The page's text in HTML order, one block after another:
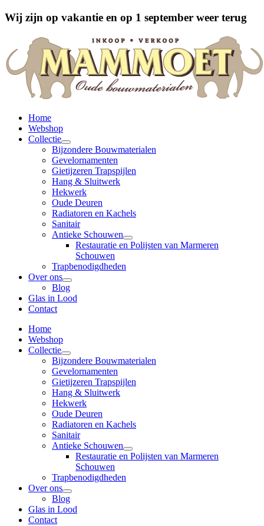
Wij zijn op vakantie en op 1 september weer terug
Home
Webshop
Collectie
Bijzondere Bouwmaterialen
Gevelornamenten
Gietijzeren Trapspijlen
Hang & Sluitwerk
Hekwerk
Oude Deuren
Radiatoren en Kachels
Sanitair
Antieke Schouwen
Restauratie en Polijsten van Marmeren
Schouwen
Trapbenodigdheden
Over ons
Blog
Glas in Lood
Contact
Home
Webshop
Collectie
Bijzondere Bouwmaterialen
Gevelornamenten
Gietijzeren Trapspijlen
Hang & Sluitwerk
Hekwerk
Oude Deuren
Radiatoren en Kachels
Sanitair
Antieke Schouwen
Restauratie en Polijsten van Marmeren
Schouwen
Trapbenodigdheden
Over ons
Blog
Glas in Lood
Contact